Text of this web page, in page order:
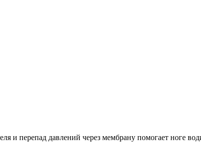
и перепад давлений через мембрану помогает ноге